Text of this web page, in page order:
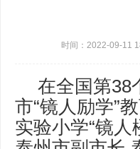
时间：2022-09-11
在全国第38
市“镜人励学”
实验小学“镜